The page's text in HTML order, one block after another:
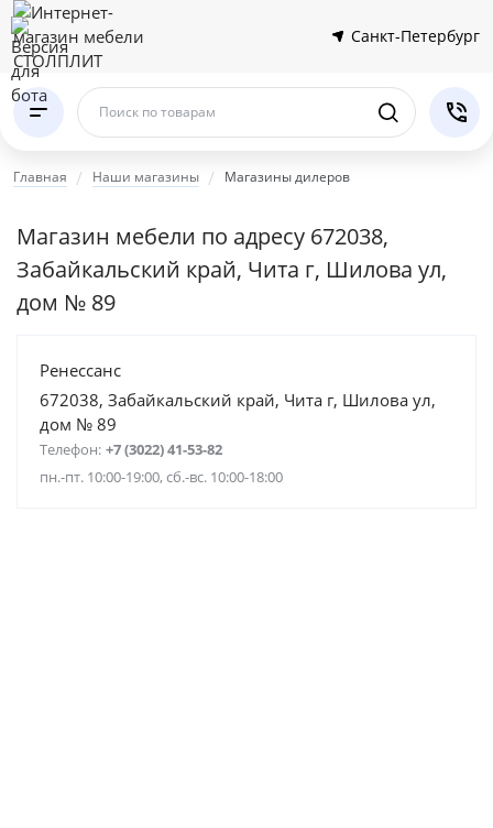
Санкт-Петербург
Поиск по товарам
Главная Наши магазины Магазины дилеров
Магазин мебели по адресу 672038,
Забайкальский край, Чита г, Шилова ул,
дом № 89
Ренессанс
672038, Забайкальский край, Чита г, Шилова ул,
дом № 89
Телефон: +7 (3022) 41-53-82
пн.-пт. 10:00-19:00, сб.-вс. 10:00-18:00